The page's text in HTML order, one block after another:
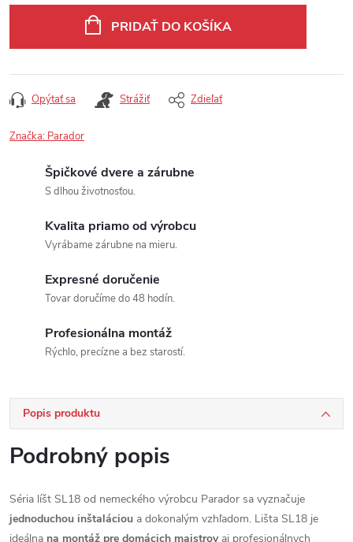
PRIDAŤ DO KOŠÍKA
Opýtať sa Strážiť Zdieľať
Značka: Parador
Špičkové dvere a zárubne
S dlhou životnosťou.
Kvalita priamo od výrobcu
Vyrábame zárubne na mieru.
Expresné doručenie
Tovar doručíme do 48 hodín.
Profesionálna montáž
Rýchlo, precízne a bez starostí.
Popis produktu
Podrobný popis
Séria líšt SL18 od nemeckého výrobcu Parador sa vyznačuje
jednoduchou inštaláciou a dokonalým vzhľadom. Lišta SL18 je
ideálna na montáž pre domácich majstrovaj profesionálnych